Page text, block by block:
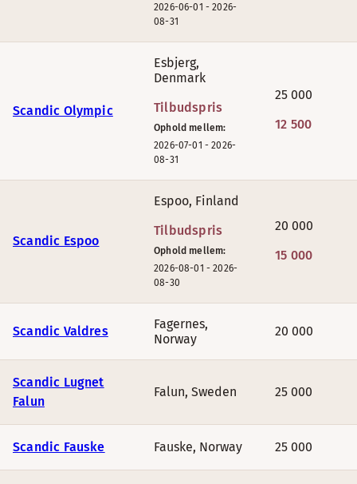
2026-06-01 -2026-
08-31
Scandic Olympic
Esbjerg,
Denmark
Tilbudspris
Ophold mellem:
2026-07-01 -2026-
08-31
25 000
12 500
Scandic Espoo
Espoo, Finland
Tilbudspris
Ophold mellem:
2026-08-01 -2026-
08-30
20 000
15 000
Scandic Valdres Fagernes,
Norway
20 000
Scandic Lugnet
Falun
Falun, Sweden 25 000
Scandic Fauske Fauske, Norway 25 000